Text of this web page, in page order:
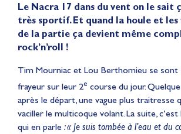
Le Nacra 17 dans du vent on le sait
très sportif. Et quand la houle et les
de la partie ça devient même
rock’n’roll !
Tim Mourniac et Lou Berthomieu se sont
frayeur sur leur 2e course du jour.
après le départ, une vague plus traitresse
vaciller le multicoque volant. La suite,
qui en parle : « Je suis tombée à l’eau et du